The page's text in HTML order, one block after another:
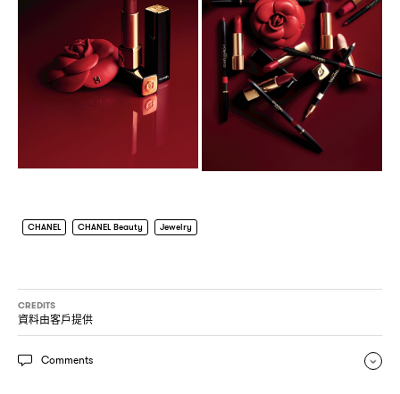
CHANEL CHANEL Beauty Jewelry
CREDITS
資料由客戶提供
Comments